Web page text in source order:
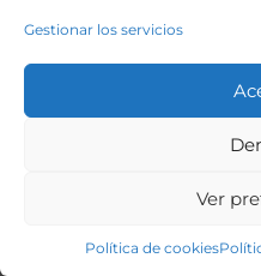
Gestionar los servicios
Ver
Política de cookies